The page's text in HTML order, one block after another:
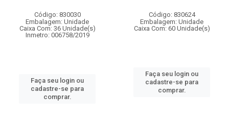
Código: 830030
Embalagem: Unidade
Caixa Com: 36 Unidade(s)
Inmetro: 006758/2019
Faça seu login ou
cadastre-se para
comprar.
Código: 830624
Embalagem: Unidade
Caixa Com: 60 Unidade(s)
Faça seu login ou
cadastre-se para
comprar.